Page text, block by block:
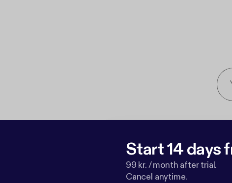
Start 14 days
99 kr. / month after trial.
Cancel anytime.